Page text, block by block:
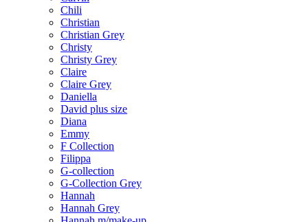
Chili
Christian
Christian Grey
Christy
Christy Grey
Claire
Claire Grey
Daniella
David plus size
Diana
Emmy
F Collection
Filippa
G-collection
G-Collection Grey
Hannah
Hannah Grey